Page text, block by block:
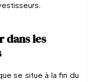
dans les
se situe à la fin du